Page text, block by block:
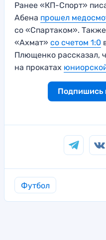
Ранее «КП-Спорт»
Абена прошел
со «Спартаком».
«Ахмат» со счетом 1:0
Плющенко рассказал,
на прокатах
Подпишись
Футбол